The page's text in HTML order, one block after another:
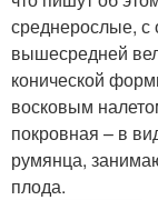
среднерослые, с
вышесредней
конической
восковым
покровная – в
румянца,
плода.